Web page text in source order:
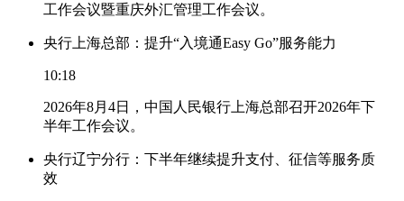
工作会议暨重庆外汇管理工作会议。
央行上海总部：提升“入境通Easy Go”服务能力
10:18
2026年8月4日，中国人民银行上海总部召开2026年下
半年工作会议。
央行辽宁分行：下半年继续提升支付、征信等服务质
效